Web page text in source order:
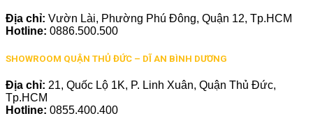
Địa chỉ: Vườn Lài, Phường Phú Đông, Quận 12, Tp.HCM
Hotline: 0886.500.500
SHOWROOM QUẬN THỦ ĐỨC – DĨ AN BÌNH DƯƠNG
Địa chỉ: 21, Quốc Lộ 1K, P. Linh Xuân, Quận Thủ Đức,
Tp.HCM
Hotline: 0855.400.400